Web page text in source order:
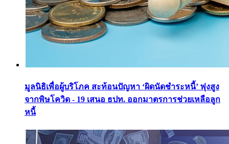
มูลนิธิเพื่อผู้บริโภค สะท้อนปัญหา ‘ผิดนัดชำระหนี้’ พุ่งสูง
จากพิษโควิด - 19 เสนอ ธปท. ออกมาตรการช่วยเหลือลูก
หนี้